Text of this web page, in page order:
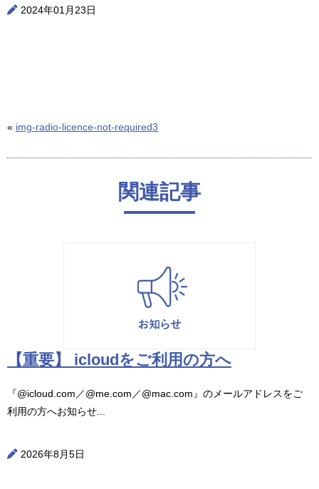
2024年01月23日
« img-radio-licence-not-required3
関連記事
【重要】 icloudをご利用の方へ
『@icloud.com／@me.com／@mac.com』のメールアドレスをご
利用の方へお知らせ...
2026年8月5日